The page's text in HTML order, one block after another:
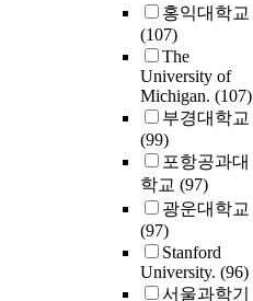
홍익대학교
(107)
The
University of
Michigan. (107)
부경대학교
(99)
포항공과대
학교 (97)
광운대학교
(97)
Stanford
University. (96)
서울과학기